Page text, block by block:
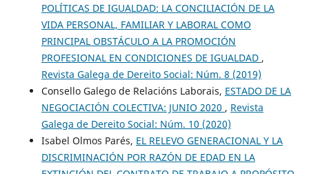
POLÍTICAS DE IGUALDAD: LA CONCILIACIÓN DE LA
VIDA PERSONAL, FAMILIAR Y LABORAL COMO
PRINCIPAL OBSTÁCULO A LA PROMOCIÓN
PROFESIONAL EN CONDICIONES DE IGUALDAD ,
Revista Galega de Dereito Social: Núm. 8 (2019)
Consello Galego de Relacións Laborais, ESTADO DE LA
NEGOCIACIÓN COLECTIVA: JUNIO 2020 , Revista
Galega de Dereito Social: Núm. 10 (2020)
Isabel Olmos Parés, EL RELEVO GENERACIONAL Y LA
DISCRIMINACIÓN POR RAZÓN DE EDAD EN LA